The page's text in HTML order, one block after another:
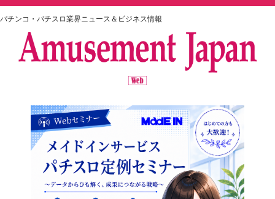
パチンコ・パチスロ業界ニュース＆ビジネス情報